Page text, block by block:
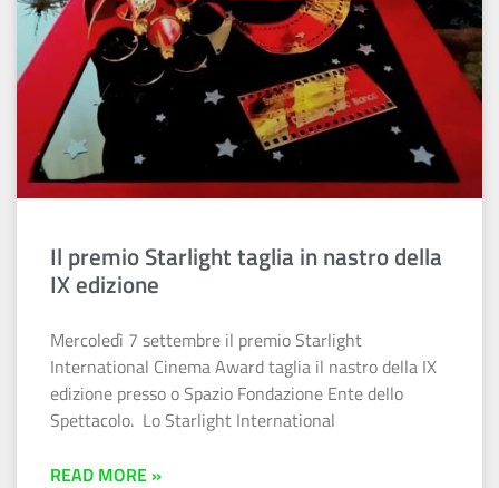
Il premio Starlight taglia in nastro della
IX edizione
Mercoledì 7 settembre il premio Starlight
International Cinema Award taglia il nastro della IX
edizione presso o Spazio Fondazione Ente dello
Spettacolo. Lo Starlight International
READ MORE »